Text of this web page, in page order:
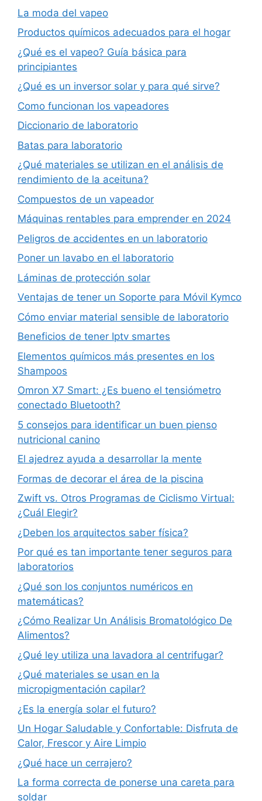
La moda del vapeo
Productos químicos adecuados para el hogar
¿Qué es el vapeo? Guía básica para
principiantes
¿Qué es un inversor solar y para qué sirve?
Como funcionan los vapeadores
Diccionario de laboratorio
Batas para laboratorio
¿Qué materiales se utilizan en el análisis de
rendimiento de la aceituna?
Compuestos de un vapeador
Máquinas rentables para emprender en 2024
Peligros de accidentes en un laboratorio
Poner un lavabo en el laboratorio
Láminas de protección solar
Ventajas de tener un Soporte para Móvil Kymco
Cómo enviar material sensible de laboratorio
Beneficios de tener Iptv smartes
Elementos químicos más presentes en los
Shampoos
Omron X7 Smart: ¿Es bueno el tensiómetro
conectado Bluetooth?
5 consejos para identificar un buen pienso
nutricional canino
El ajedrez ayuda a desarrollar la mente
Formas de decorar el área de la piscina
Zwift vs. Otros Programas de Ciclismo Virtual:
¿Cuál Elegir?
¿Deben los arquitectos saber física?
Por qué es tan importante tener seguros para
laboratorios
¿Qué son los conjuntos numéricos en
matemáticas?
¿Cómo Realizar Un Análisis Bromatológico De
Alimentos?
¿Qué ley utiliza una lavadora al centrifugar?
¿Qué materiales se usan en la
micropigmentación capilar?
¿Es la energía solar el futuro?
Un Hogar Saludable y Confortable: Disfruta de
Calor, Frescor y Aire Limpio
¿Qué hace un cerrajero?
La forma correcta de ponerse una careta para
soldar